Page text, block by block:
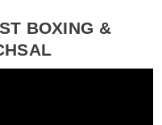
BOXING &